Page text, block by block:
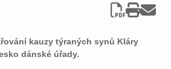
kauzy týraných synů Kláry
dánské úřady.